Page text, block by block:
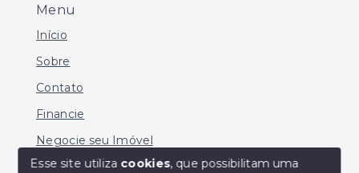
Menu
Início
Sobre
Contato
Financie
Negocie seu Imóvel
Esse site utiliza cookies, que possibilitam uma